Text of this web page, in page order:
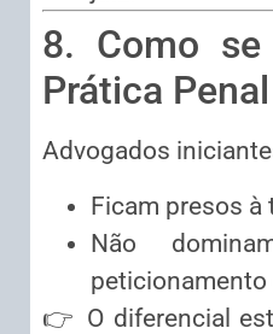
8. Como se
Prática Penal
Advogados
Ficam presos à
Não
👉 O diferencial